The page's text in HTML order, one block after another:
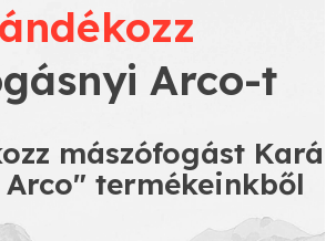
mászófogást
termékeinkből
Arco-t